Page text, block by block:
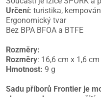
Určení: turistika,
Ergonomický tvar
Bez BPA BFOA a BTFE
Rozměry:
Rozměry: 16,6 cm x 1,6
Hmotnost: 9 g
Sadu příborů Frontier je